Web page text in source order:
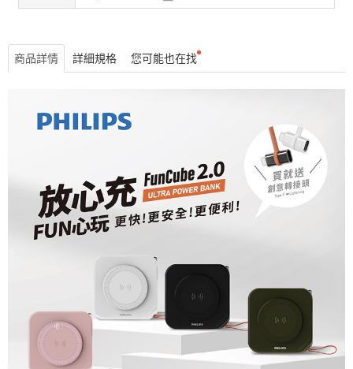
商品詳情 詳細規格 您可能也在找